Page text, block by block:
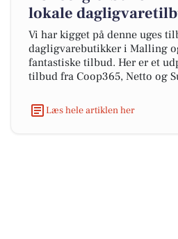
lokale
Vi har kigget på denne uges
dagligvarebutikker i Malling
fantastiske tilbud. Her er et
tilbud fra Coop365, Netto og
Læs hele artiklen her